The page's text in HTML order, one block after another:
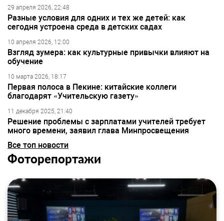
29 апреля 2026, 22:48
Разные условия для одних и тех же детей: как
сегодня устроена среда в детских садах
10 апреля 2026, 12:00
Взгляд зумера: как культурные привычки влияют на
обучение
10 марта 2026, 18:17
Первая полоса в Пекине: китайские коллеги
благодарят «Учительскую газету»
11 декабря 2025, 21:40
Решение проблемы с зарплатами учителей требует
много времени, заявил глава Минпросвещения
Все топ новости
Фоторепортажи